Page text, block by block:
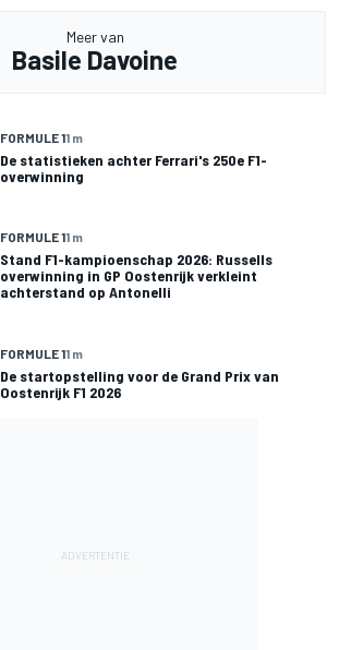
Meer van
Basile Davoine
FORMULE 11 m
De statistieken achter Ferrari's 250e F1-
overwinning
FORMULE 11 m
Stand F1-kampioenschap 2026: Russells
overwinning in GP Oostenrijk verkleint
achterstand op Antonelli
FORMULE 11 m
De startopstelling voor de Grand Prix van
Oostenrijk F1 2026